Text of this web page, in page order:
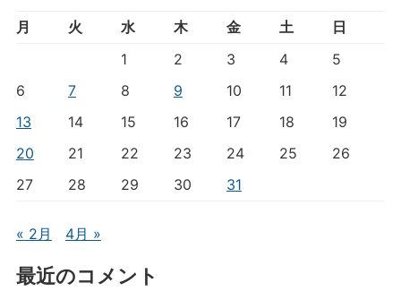
月 火 水 木 金 土
日
1
2 3 4
5
6
7 8 9 10 11
12
13
14 15 16 17 18
19
20
21 22 23 24 25
26
27
28 29 30 31
« 2月 4月 »
最近のコメント